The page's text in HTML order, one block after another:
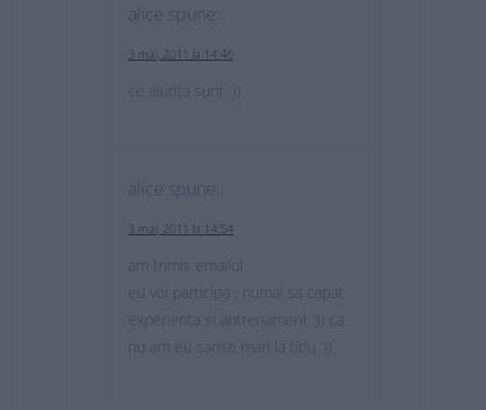
alice spune:
3 mai, 2011 la 14:46
ce aiurita sunt :))
alice spune:
3 mai, 2011 la 14:54
am trimis emailul.
eu voi participa , numai sa capat
experienta si antrenament :)) ca
nu am eu sanse mari la titlu :))